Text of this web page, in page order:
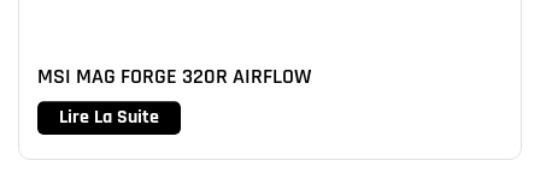
MSI MAG FORGE 320R AIRFLOW
Lire La Suite